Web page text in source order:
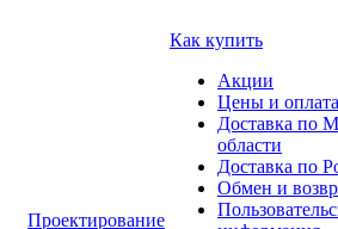
Проектирование
Как купить
Акции
Цены и оплата
Доставка по
области
Доставка по
Обмен и